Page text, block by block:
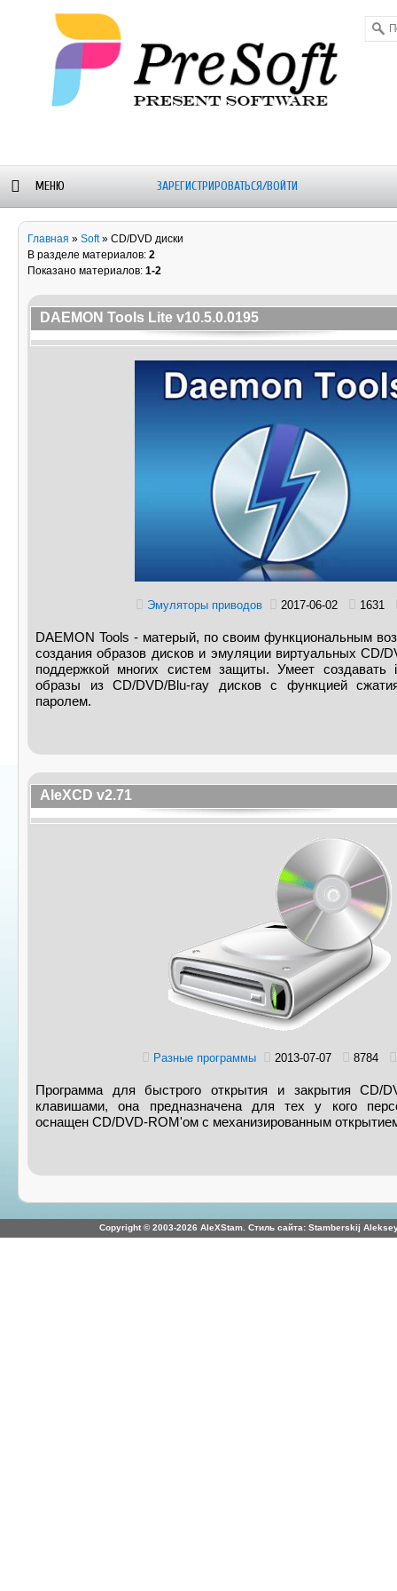
МЕНЮ ЗАРЕГИСТРИРОВАТЬСЯ/ВОЙТИ
НОВОСТИ
Главная » Soft» CD/DVD диски
В разделе материалов: 2
Показано материалов: 1-2
DAEMON Tools Lite v10.5.0.0195
Эмуляторы приводов 2017-06-02 1631
DAEMON Tools - матерый, по своим функциональным
создания образов дисков и эмуляции виртуальных CD/
поддержкой многих систем защиты. Умеет
образы из CD/DVD/Blu-ray дисков с функцией
паролем.
AleXCD v2.71
Разные программы 2013-07-07 8784
Программа для быстрого открытия и закрытия CD/
клавишами, она предназначена для тех у кого
оснащен CD/DVD-ROM'ом с механизированным
Copyright © 2003-2026 AleXStam. Стиль сайта: Stamberskij